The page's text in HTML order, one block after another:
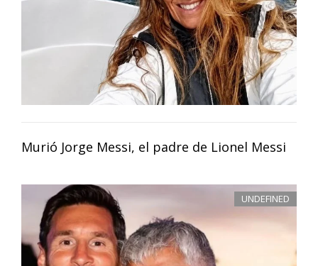
Murió Jorge Messi, el padre de Lionel Messi
UNDEFINED